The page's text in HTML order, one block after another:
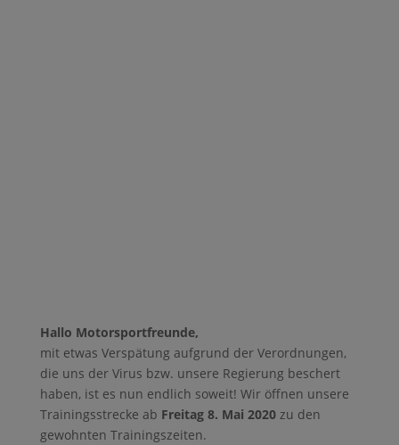
Hallo Motorsportfreunde,
mit etwas Verspätung aufgrund der Verordnungen,
die uns der Virus bzw. unsere Regierung beschert
haben, ist es nun endlich soweit! Wir öffnen unsere
Trainingsstrecke ab Freitag 8. Mai 2020zu den
gewohnten Trainingszeiten.